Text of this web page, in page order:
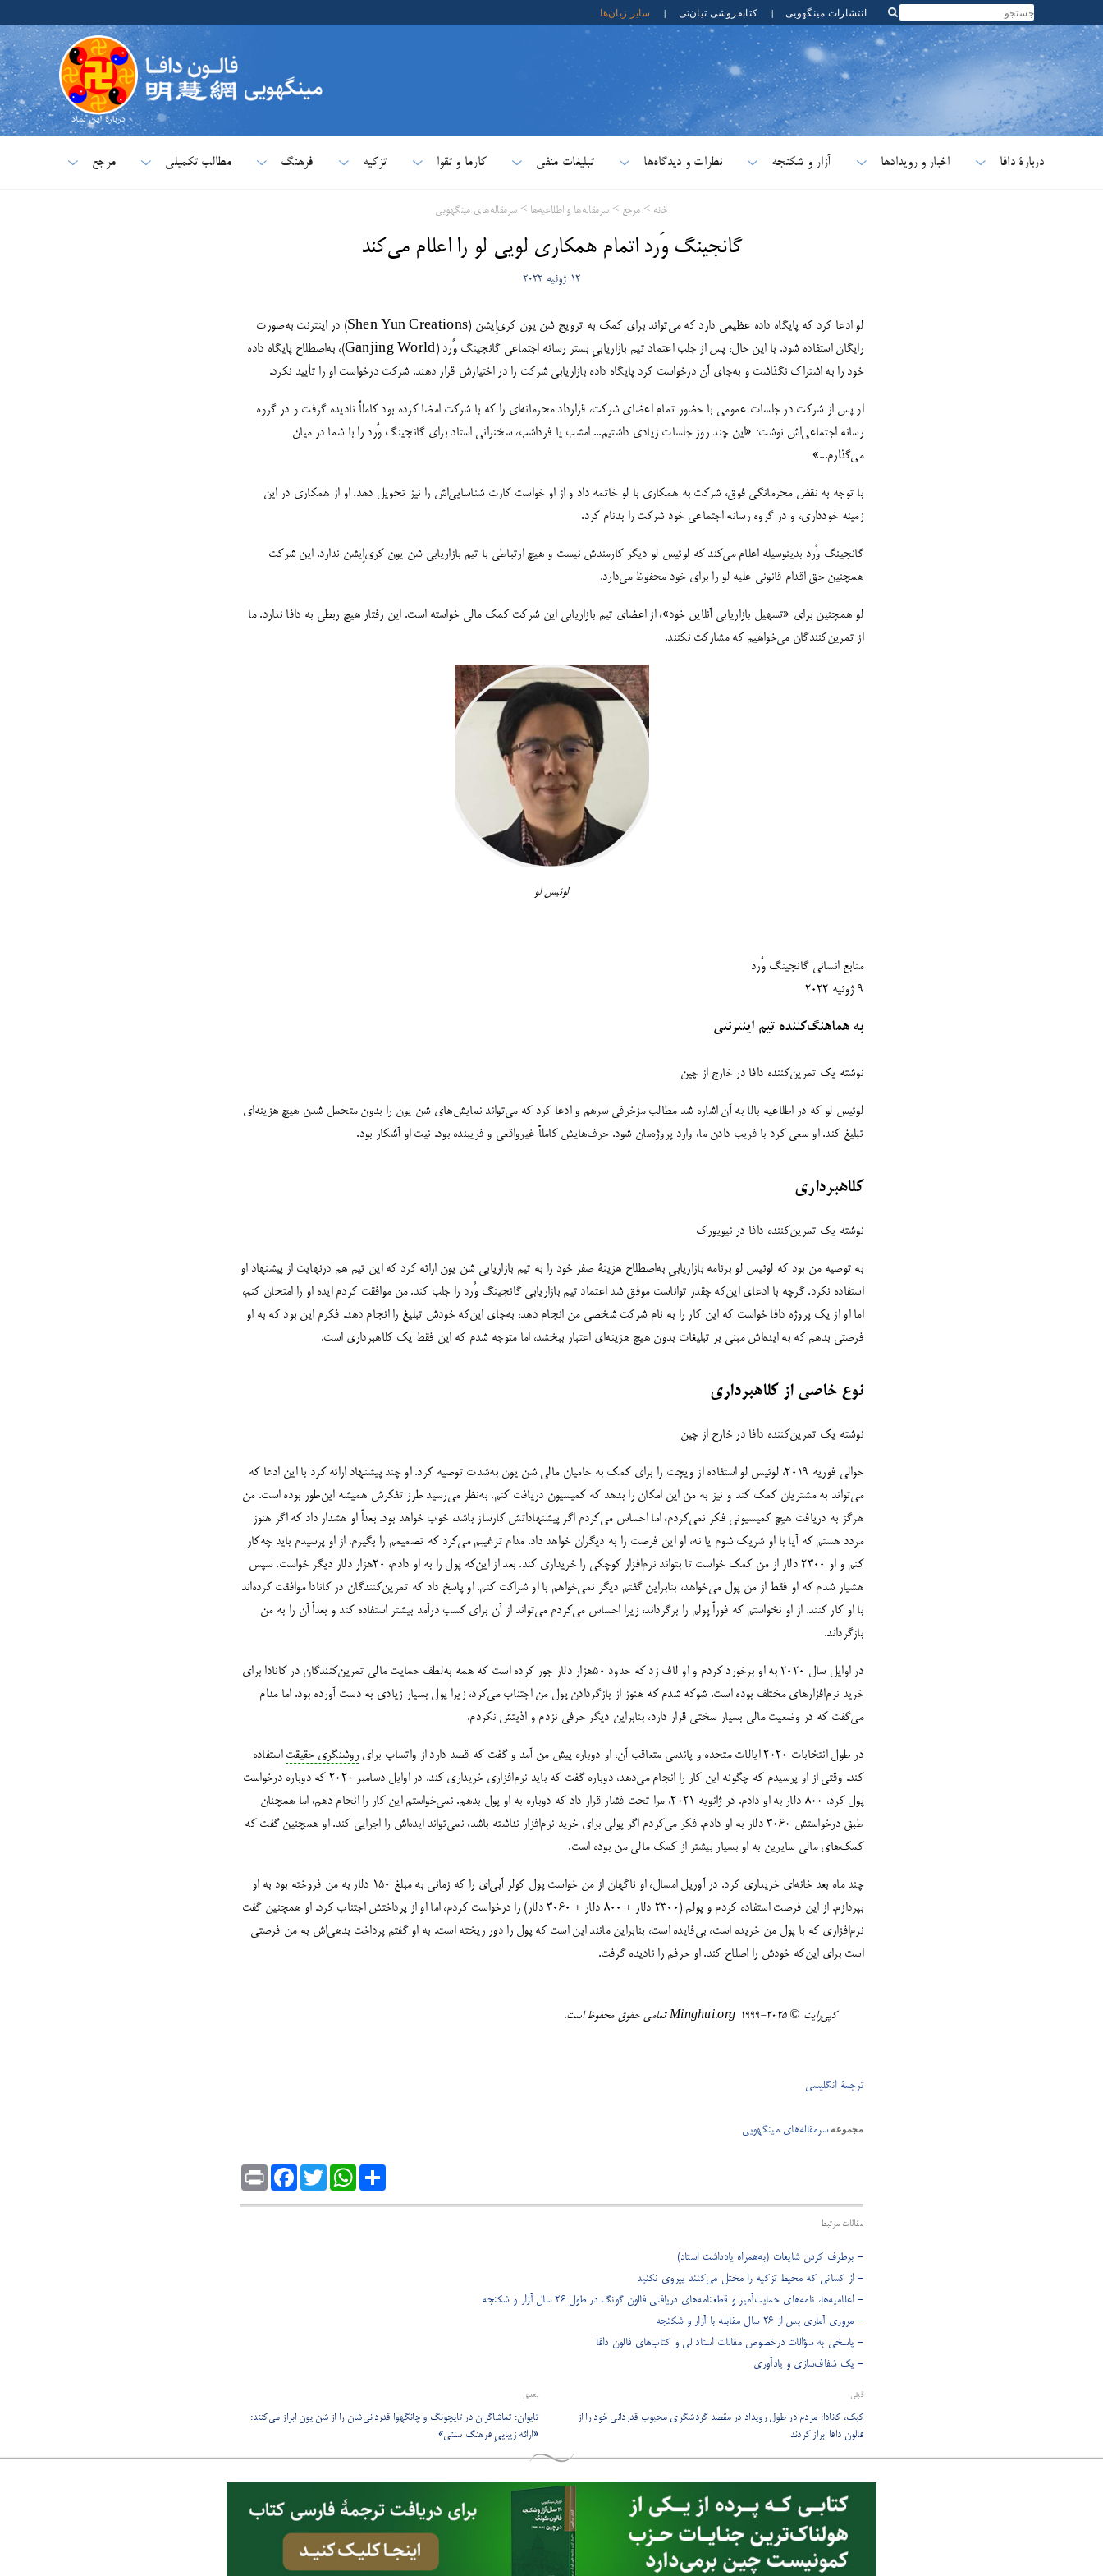
انتشارات مینگهویی | کتابفروشی تیان‌تی | سایر زبان‌ها
دربارۀ دافا اخبار و رویدادها آزار و شکنجه نظرات و دیدگاه‌ها تبلیغات منفی کارما و تقوا تزکیه فرهنگ مطالب تکمیلی مرجع
خانه > مرجع > سرمقاله‌ها و اطلاعیه‌ها > سرمقاله‌های مینگهویی
گانجینگ وُرد اتمام همکاری لویی لو را اعلام می‌کند
12 ژوئیه 2022
لو ادعا کرد که پایگاه داده عظیمی دارد که می‌تواند برای کمک به ترویج شن یون کری‌اِیشن (Shen Yun Creations) در اینترنت به‌صورت
رایگان استفاده شود. با این حال، پس از جلب اعتماد تیم بازاریابیِ بستر رسانه اجتماعی گانجینگ وٌرد (Ganjing World)، به‌اصطلاح پایگاه داده
خود را به اشتراک نگذاشت و به‌جای آن درخواست کرد پایگاه داده بازاریابی شرکت را در اختیارش قرار دهند. شرکت درخواست او را تأیید نکرد.
او پس از شرکت در جلسات عمومی با حضور تمام اعضای شرکت، قرارداد محرمانه‌ای را که با شرکت امضا کرده بود کاملاً نادیده گرفت و در گروه
رسانه اجتماعی‌اش نوشت: «این چند روز جلسات زیادی داشتیم... امشب یا فرداشب، سخنرانی استاد برای گانجینگ وٌرد را با شما در میان
می‌گذارم...»
با توجه به نقض محرمانگی فوق، شرکت به همکاری با لو خاتمه داد و از او خواست کارت شناسایی‌اش را نیز تحویل دهد. او از همکاری در این
زمینه خودداری، و در گروه رسانه اجتماعی خود شرکت را بدنام کرد.
گانجینگ وٌرد بدینوسیله اعلام می‌کند که لوئیس لو دیگر کارمندش نیست و هیچ ارتباطی با تیم بازاریابی شن یون کری‌اِیشن ندارد. این شرکت
همچنین حق اقدام قانونی علیه لو را برای خود محفوظ می‌دارد.
لو همچنین برای «تسهیل بازاریابی آنلاین خود»، از اعضای تیم بازاریابی این شرکت کمک مالی خواسته است. این رفتار هیچ ربطی به دافا ندارد. ما
از تمرین‌کنندگان می‌خواهیم که مشارکت نکنند.
لوئیس لو
منابع انسانی گانجینگ وٌرد
9 ژوئیه 2022
به هماهنگ‌کننده تیم اینترنتی
نوشته یک تمرین‌کننده دافا در خارج از چین
لوئیس لو که در اطلاعیه بالا به آن اشاره شد مطالب مزخرفی سرهم و ادعا کرد که می‌تواند نمایش‌های شن یون را بدون متحمل شدن هیچ هزینه‌ای
تبلیغ کند. او سعی کرد با فریب دادن ما، وارد پروژه‌مان شود. حرف‌هایش کاملاً غیرواقعی و فریبنده بود. نیت او آشکار بود.
کلاهبرداری
نوشته یک تمرین‌کننده دافا در نیویورک
به توصیه من بود که لوئیس لو برنامه بازاریابیِ به‌اصطلاح هزینۀ صفر خود را به تیم بازاریابی شن یون ارائه کرد که این تیم هم درنهایت از پیشنهاد او
استفاده نکرد. گرچه با ادعای این‌که چقدر تواناست موفق شد اعتماد تیم بازاریابی گانجینگ وٌرد را جلب کند. من موافقت کردم ایده او را امتحان کنم،
اما او از یک پروژه دافا خواست که این کار را به نام شرکت شخصی من انجام دهد، به‌جای این‌که خودش تبلیغ را انجام دهد. فکرم این بود که به او
فرصتی بدهم که به ایده‌اش مبنی بر تبلیغات بدون هیچ هزینه‌ای اعتبار ببخشد، اما متوجه شدم که این فقط یک کلاهبرداری است.
نوع خاصی از کلاهبرداری
نوشته یک تمرین‌کننده دافا در خارج از چین
حوالی فوریه 2019، لوئیس لو استفاده از ویچت را برای کمک به حامیان مالی شن یون به‌شدت توصیه کرد. او چند پیشنهاد ارائه کرد با این ادعا که
می‌تواند به مشتریان کمک کند و نیز به من این امکان را بدهد که کمیسیون دریافت کنم. به‌نظر می‌رسید طرز تفکرش همیشه این‌طور بوده است. من
هرگز به دریافت هیچ کمیسیونی فکر نمی‌کردم، اما احساس می‌کردم اگر پیشنهاداتش کارساز باشد، خوب خواهد بود. بعداً او هشدار داد که اگر هنوز
مردد هستم که آیا با او شریک شوم یا نه، او این فرصت را به دیگران خواهد داد. مدام ترغیبم می‌کرد که تصمیمم را بگیرم. از او پرسیدم باید چه‌کار
کنم و او 2300 دلار از من کمک خواست تا بتواند نرم‌افزار کوچکی را خریداری کند. بعد از این‌که پول را به او دادم، 20هزار دلار دیگر خواست. سپس
هشیار شدم که او فقط از من پول می‌خواهد، بنابراین گفتم دیگر نمی‌خواهم با او شراکت کنم. او پاسخ داد که تمرین‌کنندگان در کانادا موافقت کرده‌اند
با او کار کنند. از او نخواستم که فوراً پولم را برگرداند، زیرا احساس می‌کردم می‌تواند از آن برای کسب درآمد بیشتر استفاده کند و بعداً آن را به من
بازگرداند.
در اوایل سال 2020 به او برخورد کردم و او لاف زد که حدود 50هزار دلار جور کرده است که همه به‌لطف حمایت مالی تمرین‌کنندگان در کانادا برای
خرید نرم‌افزارهای مختلف بوده است. شوکه شدم که هنوز از بازگردادن پول من اجتناب می‌کرد، زیرا پول بسیار زیادی به دست آورده بود. اما مدام
می‌گفت که در وضعیت مالی بسیار سختی قرار دارد، بنابراین دیگر حرفی نزدم و اذیتش نکردم.
در طول انتخابات 2020 ایالات متحده و پاندمی متعاقب آن، او دوباره پیش من آمد و گفت که قصد دارد از واتساپ برای روشنگری حقیقت استفاده
کند. وقتی از او پرسیدم که چگونه این کار را انجام می‌دهد، دوباره گفت که باید نرم‌افزاری خریداری کند. در اوایل دسامبر 2020 که دوباره درخواست
پول کرد، 800 دلار به او دادم. در ژانویه 2021، مرا تحت فشار قرار داد که دوباره به او پول بدهم. نمی‌خواستم این کار را انجام دهم، اما همچنان
طبق درخواستش 3060 دلار به او دادم. فکر می‌کردم اگر پولی برای خرید نرم‌افزار نداشته باشد، نمی‌تواند ایده‌اش را اجرایی کند. او همچنین گفت که
کمک‌های مالی سایرین به او بسیار بیشتر از کمک مالی من بوده است.
چند ماه بعد خانه‌ای خریداری کرد. در آوریل امسال، او ناگهان از من خواست پول کولر آبی‌ای را که زمانی به مبلغ 150 دلار به من فروخته بود به او
بپردازم. از این فرصت استفاده کردم و پولم (2300 دلار + 800 دلار + 3060 دلار) را درخواست کردم، اما او از پرداختش اجتناب کرد. او همچنین گفت
نرم‌افزاری که با پول من خریده است، بی‌فایده است، بنابراین مانند این است که پول را دور ریخته است. به او گفتم پرداخت بدهی‌اش به من فرصتی
است برای این‌که خودش را اصلاح کند. او حرفم را نادیده گرفت.
کپی‌رایت ©️ ٢٠٢٥-١٩٩٩ Minghui.org تمامی حقوق محفوظ است.
ترجمۀ انگلیسی
مجموعهسرمقاله‌های مینگهویی
Print
FacebookTwitter
WhatsAppShare
مقالات مرتبط
- برطرف کردن شایعات (به‌همراه یادداشت استاد)
- از کسانی که محیط تزکیه را مختل می‌کنند پیروی نکنید
- اعلامیه‌ها، نامه‌های حمایت‌آمیز و قطعنامه‌های دریافتی فالون گونگ در طول ۲۶ سال آزار و شکنجه
- مروری آماری پس از ۲۶ سال مقابله با آزار و شکنجه
- پاسخی به سؤالات درخصوص مقالات استاد لی و کتاب‌های فالون دافا
- یک شفاف‌سازی و یادآوری
قبلی
کبک، کانادا: مردم در طول رویداد در مقصد گردشگری محبوب قدردانی خود را از
فالون دافا ابراز کردند
بعدی
تایوان: تماشاگران در تایچونگ و چانگهوا قدردانی‌شان را از شن یون ابراز می‌کنند:
«ارائه زیباییِ فرهنگ سنتی»